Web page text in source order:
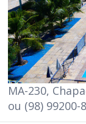
MA-230,
ou (98) 99200-